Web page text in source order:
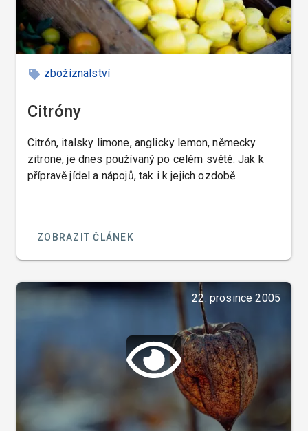
zbožíznalství
Citróny
Citrón, italsky limone, anglicky lemon, německy
zitrone, je dnes používaný po celém světě. Jak k
přípravě jídel a nápojů, tak i k jejich ozdobě.
ZOBRAZIT ČLÁNEK
22. prosince 2005